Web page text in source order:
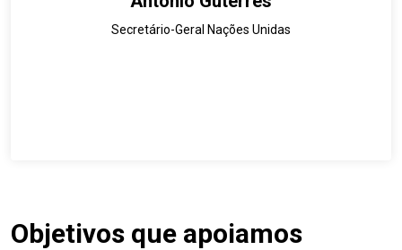
Secretário-Geral Nações Unidas
Objetivos que apoiamos